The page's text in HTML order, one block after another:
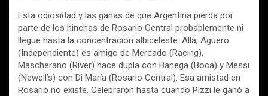
Esta odiosidad y las ganas de que Argentina pierda por
parte de los hinchas de Rosario Central probablemente ni
llegue hasta la concentración albiceleste. Allá, Agüero
(Independiente) es amigo de Mercado (Racing),
Mascherano (River) hace dupla con Banega (Boca) y Messi
(Newell’s) con Di María (Rosario Central). Esa amistad en
Rosario no existe. Celebraron hasta cuando Pizzi le ganó a